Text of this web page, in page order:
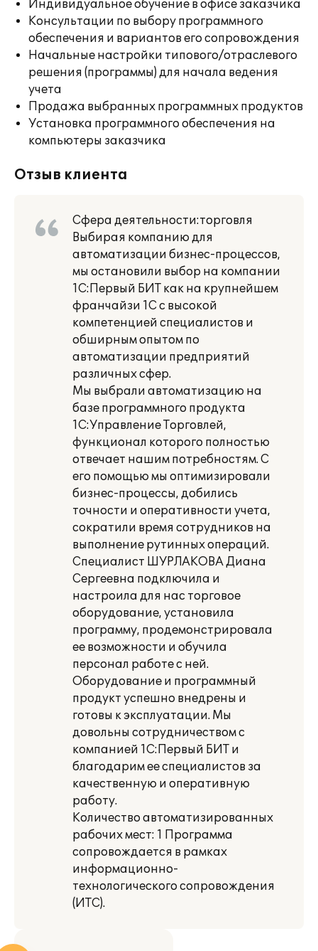
Индивидуальное обучение в офисе заказчика
Консультации по выбору программного
обеспечения и вариантов его сопровождения
Начальные настройки типового/отраслевого
решения (программы) для начала ведения
учета
Продажа выбранных программных продуктов
Установка программного обеспечения на
компьютеры заказчика
Отзыв клиента
Сфера деятельности:торговля
Выбирая компанию для
автоматизации бизнес-процессов,
мы остановили выбор на компании
1С:Первый БИТ как на крупнейшем
франчайзи 1С с высокой
компетенцией специалистов и
обширным опытом по
автоматизации предприятий
различных сфер.
Мы выбрали автоматизацию на
базе программного продукта
1С:Управление Торговлей,
функционал которого полностью
отвечает нашим потребностям. С
его помощью мы оптимизировали
бизнес-процессы, добились
точности и оперативности учета,
сократили время сотрудников на
выполнение рутинных операций.
Специалист ШУРЛАКОВА Диана
Сергеевна подключила и
настроила для нас торговое
оборудование, установила
программу, продемонстрировала
ее возможности и обучила
персонал работе с ней.
Оборудование и программный
продукт успешно внедрены и
готовы к эксплуатации. Мы
довольны сотрудничеством с
компанией 1С:Первый БИТ и
благодарим ее специалистов за
качественную и оперативную
работу.
Количество автоматизированных
рабочих мест: 1 Программа
сопровождается в рамках
информационно-
технологического сопровождения
(ИТС).